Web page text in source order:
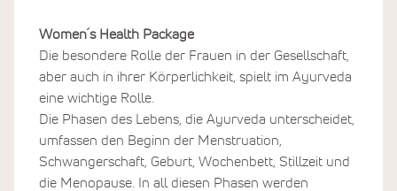
Women´s Health Package
Die besondere Rolle der Frauen in der Gesellschaft,
aber auch in ihrer Körperlichkeit, spielt im Ayurveda
eine wichtige Rolle.
Die Phasen des Lebens, die Ayurveda unterscheidet,
umfassen den Beginn der Menstruation,
Schwangerschaft, Geburt, Wochenbett, Stillzeit und
die Menopause. In all diesen Phasen werden